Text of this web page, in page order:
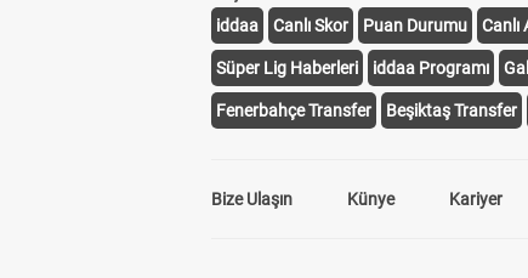
iddaa
Canlı Skor Puan Durumu Canlı
Süper Lig Haberleri iddaa Programı
Fenerbahçe Transfer Beşiktaş Transfer
Bize Ulaşın Künye Kariyer